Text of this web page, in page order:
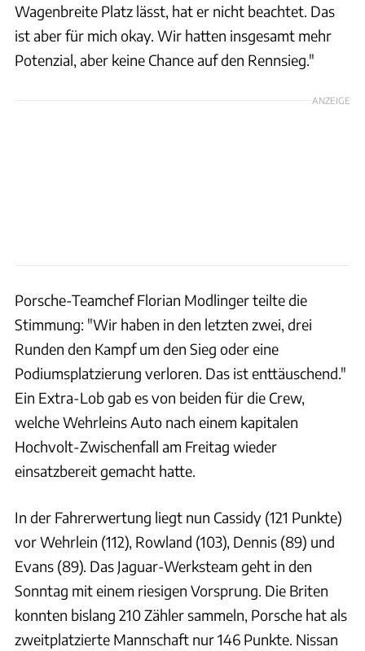
Wagenbreite Platz lässt, hat er nicht beachtet. Das
ist aber für mich okay. Wir hatten insgesamt mehr
Potenzial, aber keine Chance auf den Rennsieg."
ANZEIGE
Porsche-Teamchef Florian Modlinger teilte die
Stimmung: "Wir haben in den letzten zwei, drei
Runden den Kampf um den Sieg oder eine
Podiumsplatzierung verloren. Das ist enttäuschend."
Ein Extra-Lob gab es von beiden für die Crew,
welche Wehrleins Auto nach einem kapitalen
Hochvolt-Zwischenfall am Freitag wieder
einsatzbereit gemacht hatte.
In der Fahrerwertung liegt nun Cassidy (121 Punkte)
vor Wehrlein (112), Rowland (103), Dennis (89) und
Evans (89). Das Jaguar-Werksteam geht in den
Sonntag mit einem riesigen Vorsprung. Die Briten
konnten bislang 210 Zähler sammeln, Porsche hat als
zweitplatzierte Mannschaft nur 146 Punkte. Nissan